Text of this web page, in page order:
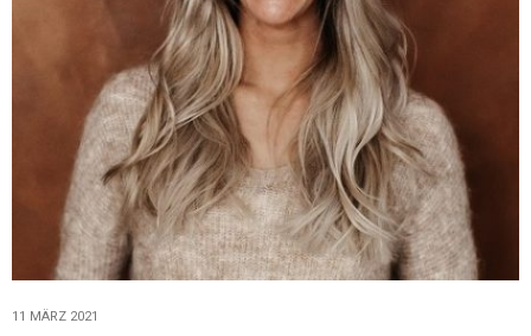
11 MÄRZ 2021